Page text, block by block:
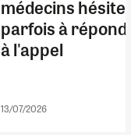
médecins
parfois à
à l'appel
13/07/2026